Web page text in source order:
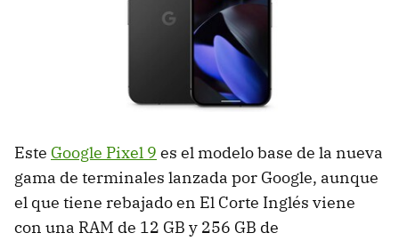
Este Google Pixel 9 es el modelo base de la nueva
gama de terminales lanzada por Google, aunque
el que tiene rebajado en El Corte Inglés viene
con una RAM de 12 GB y 256 GB de